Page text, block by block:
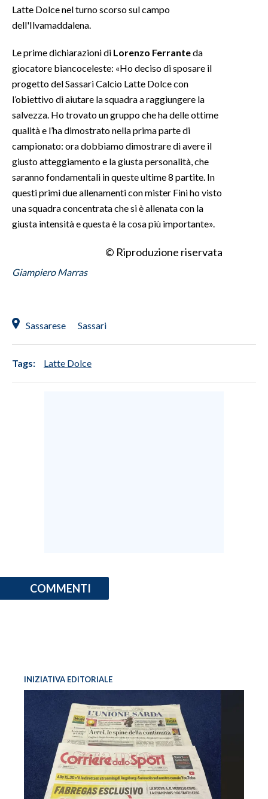
ANNUNCI
NECROLOGI
SPIAGGE
STORE
Latte Dolce nel turno scorso sul campo
dell'Ilvamaddalena.
Le prime dichiarazioni di Lorenzo Ferranteda
giocatore biancoceleste: «Ho deciso di sposare il
progetto del Sassari Calcio Latte Dolce con
l’obiettivo di aiutare la squadra a raggiungere la
salvezza. Ho trovato un gruppo che ha delle ottime
qualità e l’ha dimostrato nella prima parte di
campionato: ora dobbiamo dimostrare di avere il
giusto atteggiamento e la giusta personalità, che
saranno fondamentali in queste ultime 8 partite. In
questi primi due allenamenti con mister Fini ho visto
una squadra concentrata che si è allenata con la
giusta intensità e questa è la cosa più importante».
© Riproduzione riservata
Giampiero Marras
Sassarese Sassari
Tags: Latte Dolce
COMMENTI
INIZIATIVA EDITORIALE